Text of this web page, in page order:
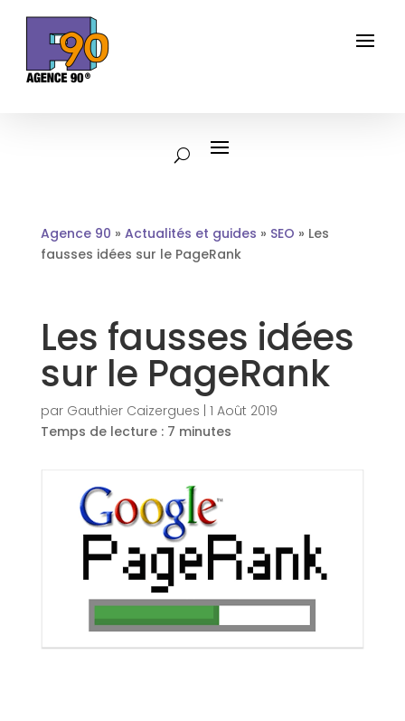
Agence 90 » Actualités et guides » SEO » Les
fausses idées sur le PageRank
Les fausses idées
sur le PageRank
par Gauthier Caizergues 1 Août 2019
Temps de lecture : 7 minutes